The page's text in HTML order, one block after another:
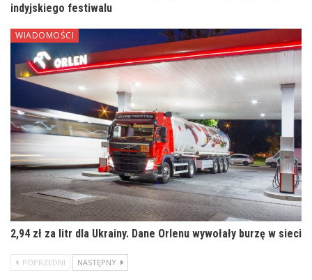
indyjskiego festiwalu
WIADOMOŚCI
2,94 zł za litr dla Ukrainy. Dane Orlenu wywołały burzę w sieci
POPRZEDNI NASTĘPNY